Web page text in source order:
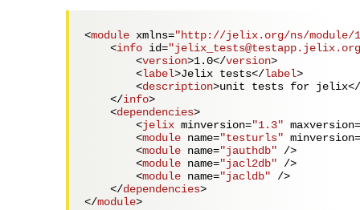
<module xmlns="http://jelix.org/ns/module/
<info id=
<version>1.0</version>
<label>Jelix tests</label>
<description>unit tests for jelix</
</info>
<dependencies>
<jelix minversion="1.3" maxversion=
<module name="testurls" minversion=
<module name="jauthdb" />
<module name="jacl2db" />
<module name="jacldb" />
</dependencies>
</module>